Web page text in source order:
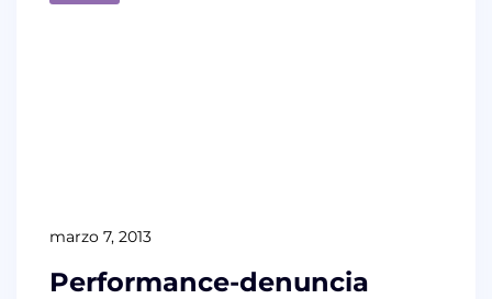
marzo 7, 2013
Performance-denuncia